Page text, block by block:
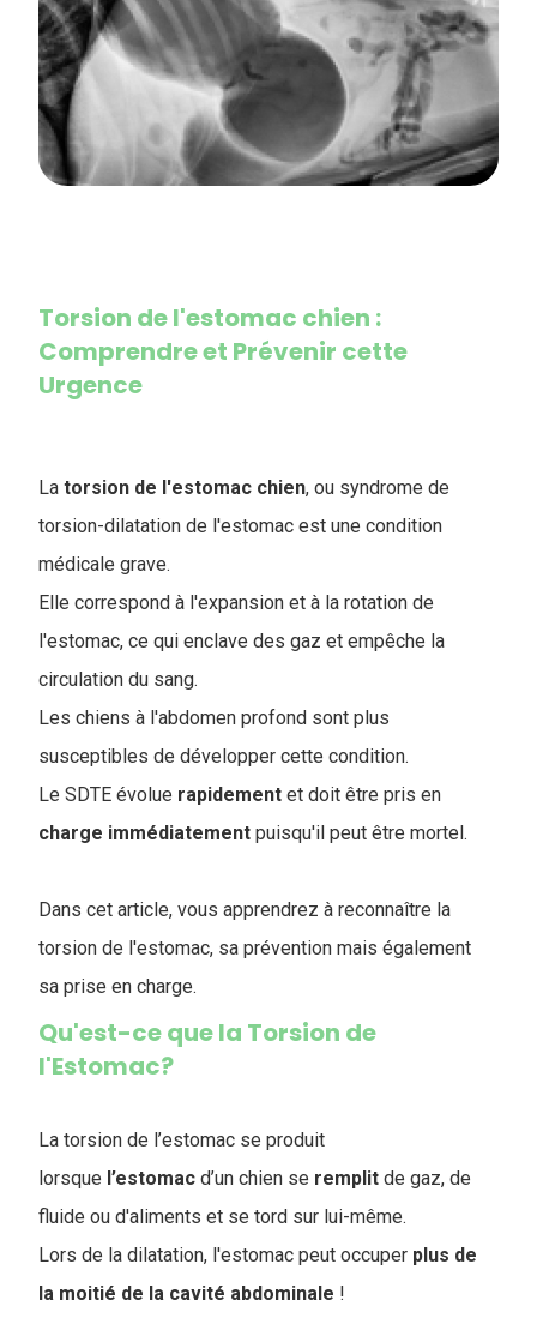
Torsion de l'estomac chien :
Comprendre et Prévenir cette
Urgence
La torsion de l'estomac chien, ou syndrome de
torsion-dilatation de l'estomac est une condition
médicale grave.
Elle correspond à l'expansion et à la rotation de
l'estomac, ce qui enclave des gaz et empêche la
circulation du sang.
Les chiens à l'abdomen profond sont plus
susceptibles de développer cette condition.
Le SDTE évolue rapidement et doit être pris en
charge immédiatement puisqu'il peut être mortel.
Dans cet article, vous apprendrez à reconnaître la
torsion de l'estomac, sa prévention mais également
sa prise en charge.
Qu'est-ce que la Torsion de
l'Estomac?
La torsion de l’estomac se produit
lorsque l’estomac d’un chien se remplit de gaz, de
fluide ou d'aliments et se tord sur lui-même.
Lors de la dilatation, l'estomac peut occuper plus de
la moitié de la cavité abdominale !